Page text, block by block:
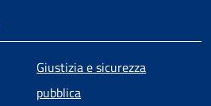
Giustizia e sicurezza
pubblica